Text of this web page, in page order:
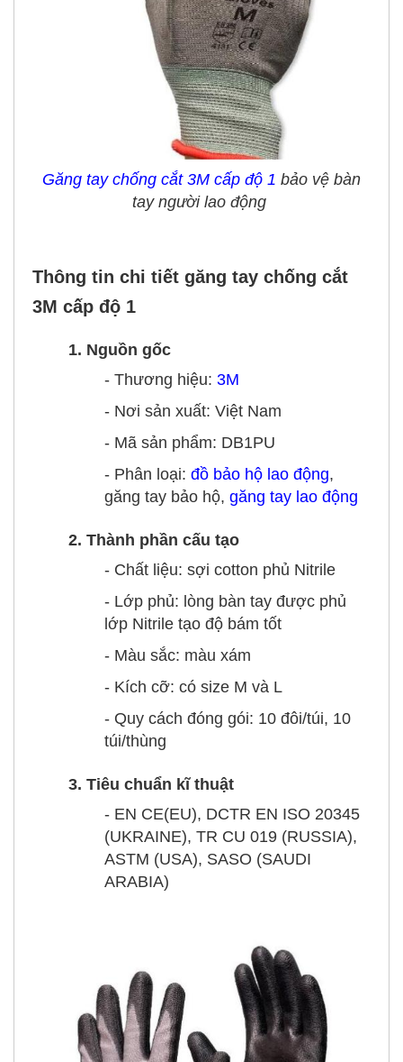
Găng tay chống cắt 3M cấp độ 1 bảo vệ bàn
tay người lao động
Thông tin chi tiết găng tay chống cắt
3M cấp độ 1
1. Nguồn gốc
- Thương hiệu: 3M
- Nơi sản xuất: Việt Nam
- Mã sản phẩm: DB1PU
- Phân loại: đồ bảo hộ lao động,
găng tay bảo hộ, găng tay lao động
2. Thành phần cấu tạo
- Chất liệu: sợi cotton phủ Nitrile
- Lớp phủ: lòng bàn tay được phủ
lớp Nitrile tạo độ bám tốt
- Màu sắc: màu xám
- Kích cỡ: có size M và L
- Quy cách đóng gói: 10 đôi/túi, 10
túi/thùng
3. Tiêu chuẩn kĩ thuật
- EN CE(EU), DCTR EN ISO 20345
(UKRAINE), TR CU 019 (RUSSIA),
ASTM (USA), SASO (SAUDI
ARABIA)